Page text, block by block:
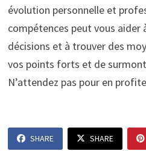
évolution personnelle et
compétences peut vous aider
décisions et à trouver des
vos points forts et de
N’attendez pas pour en
SHARE SHARE